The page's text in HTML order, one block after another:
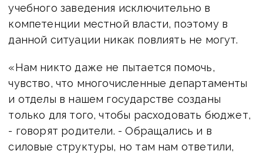
учебного заведения исключительно в
компетенции местной власти, поэтому в
данной ситуации никак повлиять не могут.
«Нам никто даже не пытается помочь,
чувство, что многочисленные департаменты
и отделы в нашем государстве созданы
только для того, чтобы расходовать бюджет,
- говорят родители. - Обращались и в
силовые структуры, но там нам ответили,